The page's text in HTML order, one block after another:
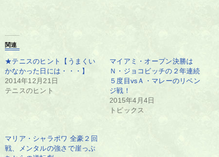
関連
★テニスのヒント【うまくい
かなかった日には・・・】
2014年12月21日
テニスのヒント
マイアミ・オープン決勝は
Ｎ・ジョコビッチの２年連続
５度目vsＡ・マレーのリベン
ジ戦！
2015年4月4日
トピックス
マリア・シャラポワ 全豪２回
戦、メンタルの強さで崖っぷ